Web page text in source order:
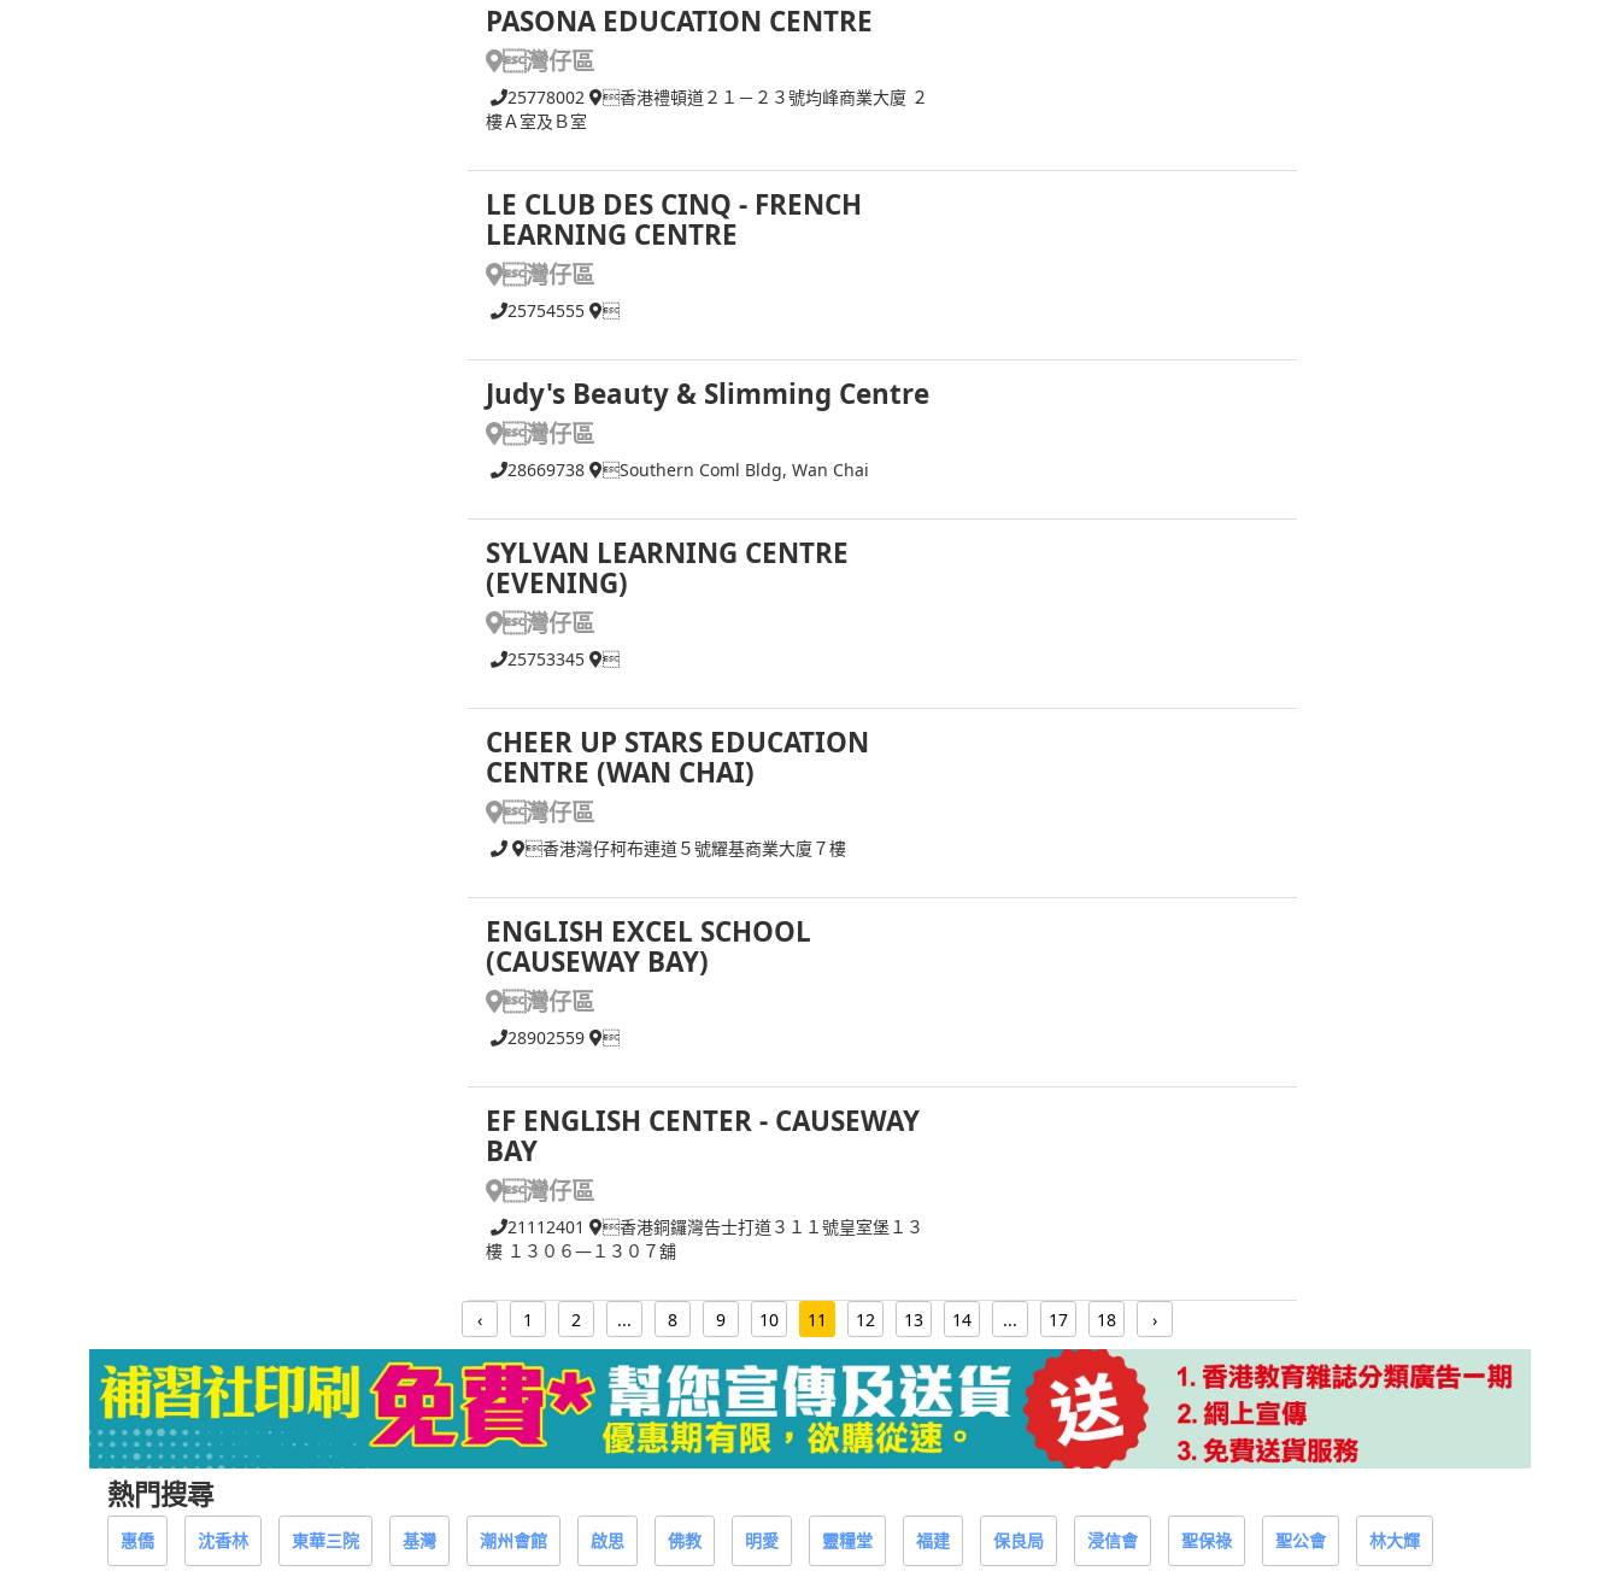
PASONA EDUCATION CENTRE
灣仔區
25778002
香港禮頓道２１－２３號均峰商業大廈 ２
樓Ａ室及Ｂ室
LE CLUB DES CINQ - FRENCH
LEARNING CENTRE
灣仔區
25754555 
Judy's Beauty & Slimming Centre
灣仔區
28669738 Southern Coml Bldg, Wan Chai
SYLVAN LEARNING CENTRE
(EVENING)
灣仔區
25753345 
CHEER UP STARS EDUCATION
CENTRE (WAN CHAI)
灣仔區
香港灣仔柯布連道５號耀基商業大廈７樓
ENGLISH EXCEL SCHOOL
(CAUSEWAY BAY)
灣仔區
28902559 
EF ENGLISH CENTER - CAUSEWAY
BAY
灣仔區
21112401
香港銅鑼灣告士打道３１１號皇室堡１３
樓 １３０６—１３０７舖
‹ 1 2 ... 8 9 10 11 12 13 14 ... 17 18 ›
熱門搜尋
惠僑 沈香林 東華三院 基灣 潮州會館 啟思 佛教 明愛 靈糧堂 福建 保良局 浸信會 聖保祿 聖公會 林大輝